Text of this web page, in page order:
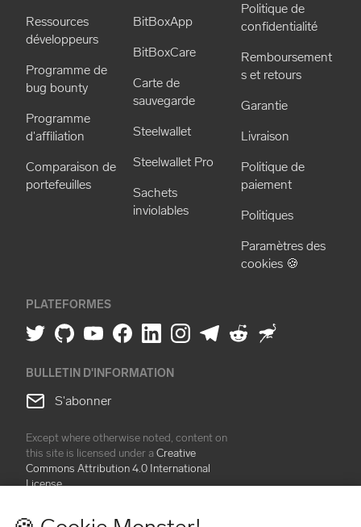
Ressources
développeurs
Programme de
bug bounty
Programme
d'affiliation
Comparaison de
portefeuilles
BitBoxApp
BitBoxCare
Carte de
sauvegarde
Steelwallet
Steelwallet Pro
Sachets
inviolables
Politique de
confidentialité
Remboursement
s et retours
Garantie
Livraison
Politique de
paiement
Politiques
Paramètres des
cookies 🍪
PLATEFORMES
BULLETIN D'INFORMATION
S'abonner
Except where otherwise noted, content on
this site is licensed under aCreative
Commons Attribution 4.0 International
License